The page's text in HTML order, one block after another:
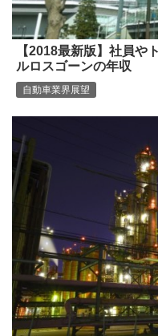
【2018最新版】社員や
ルロスゴーンの年収
自動車業界展望